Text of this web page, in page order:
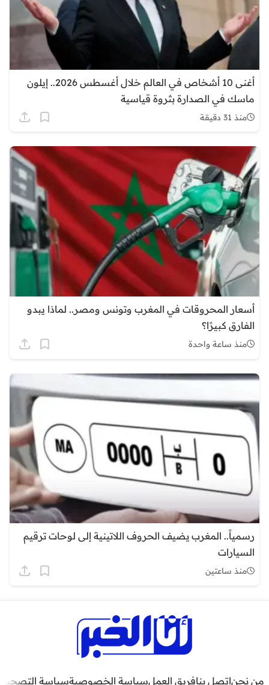
أغنى 10 أشخاص في العالم خلال أغسطس 2026.. إيلون
ماسك في الصدارة بثروة قياسية
منذ 31 دقيقة
أسعار المحروقات في المغرب وتونس ومصر.. لماذا يبدو
الفارق كبيرًا؟
منذ ساعة واحدة
رسمياً.. المغرب يضيف الحروف اللاتينية إلى لوحات ترقيم
السيارات
منذ ساعتين
من نحناتصل بنافريق العملسياسة الخصوصيةسياسة التصحيح